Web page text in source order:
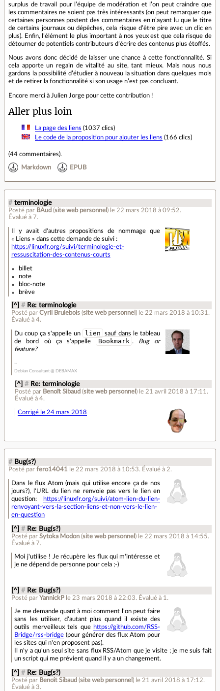
surplus de travail pour l’équipe de modération et l’on peut craindre que
les commentaires ne soient pas très intéressants (on peut remarquer que
certaines personnes postent des commentaires en n’ayant lu que le titre
de certains journaux ou dépêches, cela risque d’être pire avec un clic en
plus). Enfin, l’élément le plus important à nos yeux est que cela risque de
détourner de potentiels contributeurs d’écrire des contenus plus étoffés.
Nous avons donc décidé de laisser une chance à cette fonctionnalité. Si
cela apporte un regain de vitalité au site, tant mieux. Mais nous nous
gardons la possibilité d’étudier à nouveau la situation dans quelques mois
et de retirer la fonctionnalité si son usage n’est pas concluant.
Encore merci à Julien Jorge pour cette contribution !
Aller plus loin
La page des liens (1037 clics)
Le code de la proposition pour ajouter les liens (166 clics)
(44 commentaires).
Markdown EPUB
# terminologie
Posté par BAud (site web personnel ) le 22 mars 2018 à 09:52.
Évalué à 7.
Il y avait d'autres propositions de nommage que
« Liens » dans cette demande de suivi :
https://linuxfr.org/suivi/terminologie-et-
ressuscitation-des-contenus-courts
billet
note
bloc-note
brève
[^] # Re: terminologie
Posté parCyril Brulebois (site web personnel ) le 22 mars 2018 à 10:31.
Évalué à4.
Du coup ça s'appelle un lien
sauf dans le tableau
de bord où ça s'appelle
Bookmark . Bug or
feature?
Debian Consultant @ DEBAMAX
[^] # Re: terminologie
Posté par Benoît Sibaud (site web personnel ) le 21 avril 2018 à 17:11 .
Évalué à 4.
Corrigé le 24 mars 2018
# Bug(s?)
Posté par fero14041 le 22 mars 2018 à 10:53. Évalué à 2.
Dans le flux Atom (mais qui utilise encore ça de nos
jours?), l'URL du lien ne renvoie pas vers le lien en
question:
https://linuxfr.org/suivi/atom-lien-du-lien-
renvoyant-vers-la-section-liens-et-non-vers-le-lien-
en-question
[^] # Re: Bug(s?)
Posté parSytoka Modon (site web personnel ) le 22 mars 2018 à 14:55.
Évalué à7.
Moi j'utilise ! Je récupère les flux qui m'intéresse et
je ne dépend de personne pour cela ;-)
[^] # Re: Bug(s?)
Posté parYannickP le 23 mars 2018 à 22:03. Évalué à 1 .
Je me demande quant à moi comment l'on peut faire
sans les utiliser, d'autant plus quand il existe des
outils merveilleux tels que https://github.com/RSS-
Bridge/rss-bridge (pour générer des flux Atom pour
les sites qui n'en proposent pas).
Il n'y a qu'un seul site sans flux RSS/Atom que je visite ; je me suis fait
un script qui me prévient quand il y a un changement.
[^] # Re: Bug(s?)
Posté par Benoît Sibaud (site web personnel ) le 21 avril 2018 à 17:12.
Évalué à 3.